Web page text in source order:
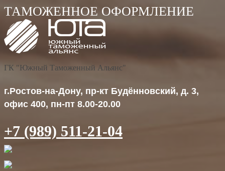
ГК "Южный Таможенный Альянс"
г.Ростов-на-Дону, пр-кт Будённовский, д. 3,
офис 400, пн-пт 8.00-20.00
+7 (989) 511-21-04